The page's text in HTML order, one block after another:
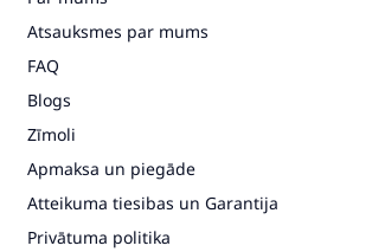
Atsauksmes par mums
FAQ
Blogs
Zīmoli
Apmaksa un piegāde
Atteikuma tiesibas un Garantija
Privātuma politika